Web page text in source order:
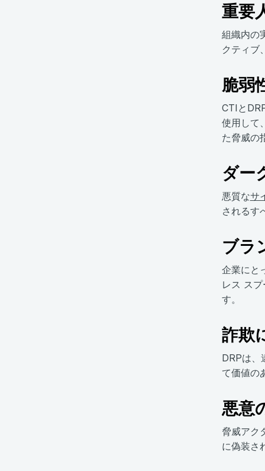
重要
組織内の
クティブ
脆弱
CTIと
使用して
た脅威の
ダー
悪質なサ
されるす
ブラ
企業にと
レス ス
す。
詐欺
DRPは、
て価値の
悪意
脅威アク
に偽装さ